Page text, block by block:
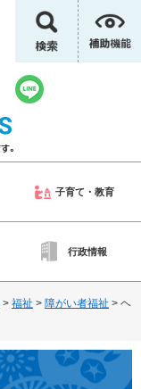
子育て・教育
行政情報
> 福祉 > 障がい者福祉 > ヘ